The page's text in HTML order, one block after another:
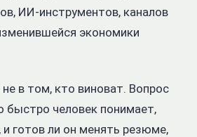
ИИ-инструментов, каналов
экономики
в том, кто виноват. Вопрос
быстро человек понимает,
и готов ли он менять резюме,